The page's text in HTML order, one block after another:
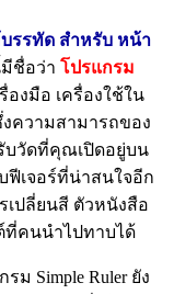
บรรทัด สำหรับ หน้า
ชื่อว่า โปรแกรม
องมือ เครื่องใช้ใน
ความสามารถของ
บวัดที่คุณเปิดอยู่บน
เจอร์ที่น่าสนใจอีก
เปลี่ยนสี ตัวหนังสือ
ที่คนนำไปทาบได้
Simple Ruler ยัง